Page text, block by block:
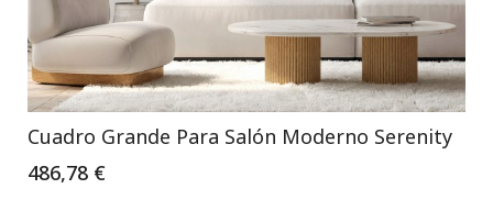
Cuadro Grande Para Salón Moderno Serenity
486,78 €